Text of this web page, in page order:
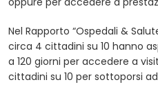
Nel Rapporto “Ospedali &
circa 4 cittadini su 10 hanno
a 120 giorni per accedere a
cittadini su 10 per sottoporsi